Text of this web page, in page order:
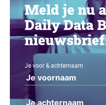
Meld je nu
Daily Data
Je voor & achternaam